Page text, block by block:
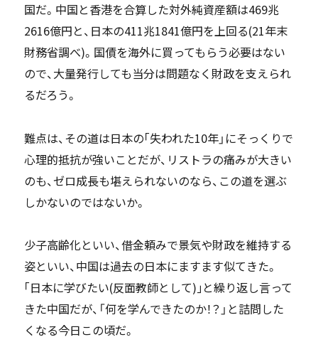
国だ。中国と香港を合算した対外純資産額は469兆
2616億円と、日本の411兆1841億円を上回る(21年末
財務省調べ)。国債を海外に買ってもらう必要はない
ので、大量発行しても当分は問題なく財政を支えられ
るだろう。
難点は、その道は日本の｢失われた10年」にそっくりで
心理的抵抗が強いことだが、リストラの痛みが大きい
のも、ゼロ成長も堪えられないのなら、この道を選ぶ
しかないのではないか。
少子高齢化といい、借金頼みで景気や財政を維持する
姿といい、中国は過去の日本にますます似てきた。
｢日本に学びたい(反面教師として)｣と繰り返し言って
きた中国だが、「何を学んできたのか！？」と詰問した
くなる今日この頃だ。